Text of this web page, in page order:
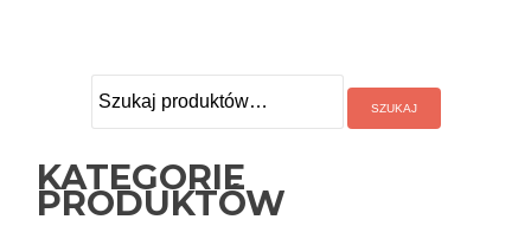
KATEGORIE
PRODUKTÓW